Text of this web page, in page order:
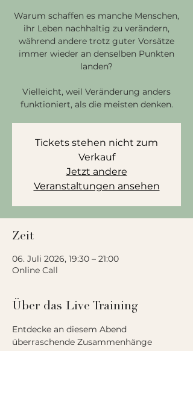
Warum schaffen es manche Menschen,
ihr Leben nachhaltig zu verändern,
während andere trotz guter Vorsätze
immer wieder an denselben Punkten
landen?
Vielleicht, weil Veränderung anders
funktioniert, als die meisten denken.
Tickets stehen nicht zum
Verkauf
Jetzt andere
Veranstaltungen ansehen
Zeit
06. Juli 2026, 19:30 – 21:00
Online Call
Über das Live Training
Entdecke an diesem Abend
überraschende Zusammenhänge